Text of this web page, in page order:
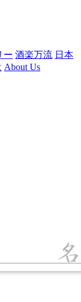
ー 酒楽万流 日本
About Us